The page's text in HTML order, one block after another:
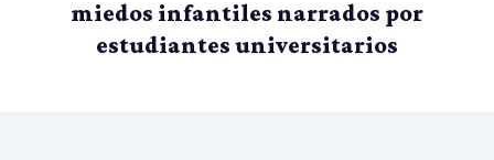
miedos infantiles narrados por
estudiantes universitarios